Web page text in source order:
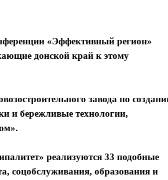
«Эффективный регион»
донской край к этому
завода по
и бережливые технологии,
реализуются 33 подобные
соцобслуживания, образования и